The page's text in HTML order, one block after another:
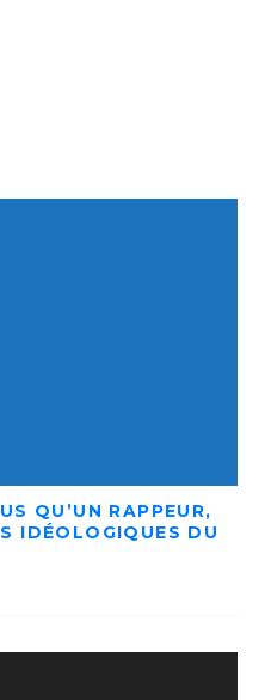
QU’UN RAPPEUR,
IDÉOLOGIQUES DU